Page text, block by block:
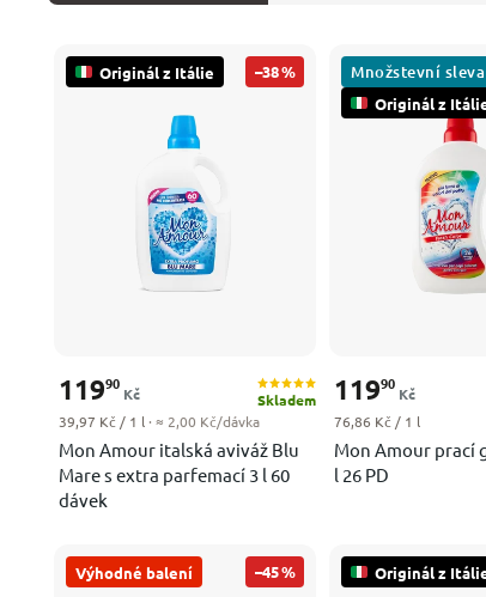
Originál z Itálie –38 %
Mon Amour italská aviváž Blu
Mare s extra parfemací 3 l 60
dávek
Skladem
11990
Kč
Měrná cena:
39,97 Kč / 1 l · ≈ 2,00 Kč/dávka
Originál z
Množstevní sleva
Mon Amour prací
l 26 PD
11990
Kč
Měrná cena:
76,86 Kč / 1 l
Výhodné balení –45 % Originál z